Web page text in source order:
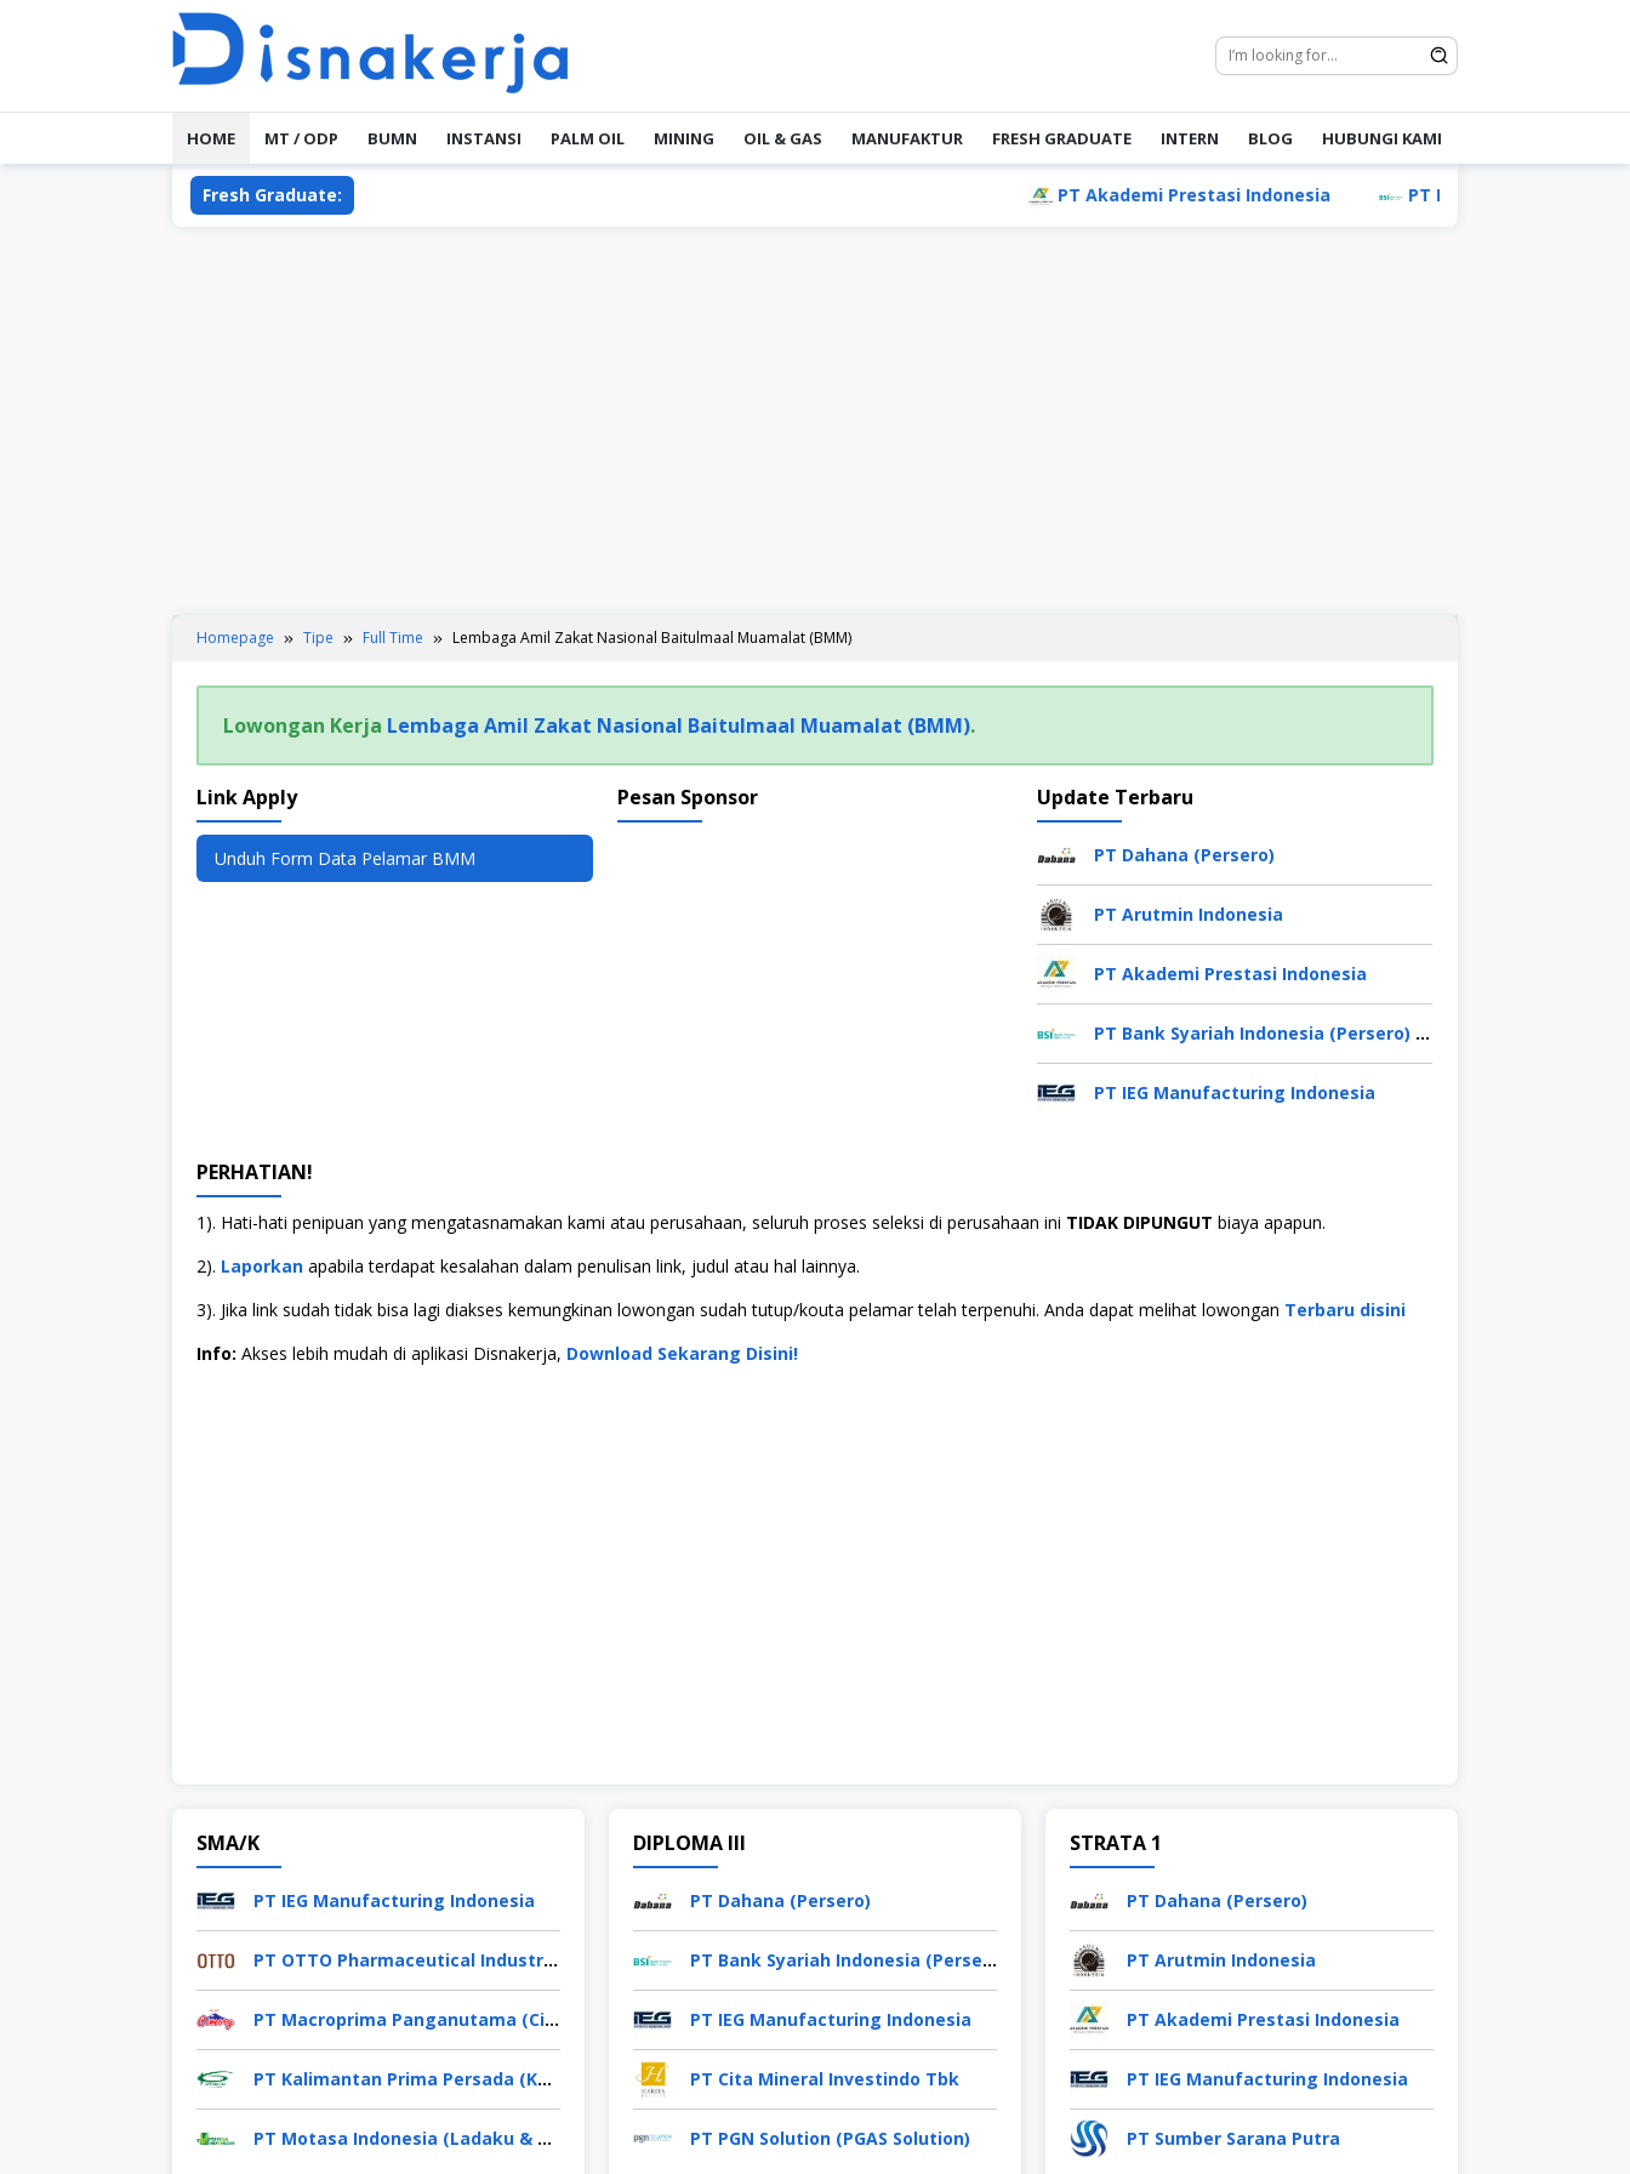
HOME MT / ODP BUMN INSTANSI PALM OIL MINING OIL & GAS MANUFAKTUR FRESH GRADUATE INTERN BLOG HUBUNGI KAMI
Fresh Graduate: PT Akademi Prestasi Indonesia PT Bank Syariah Indonesia
Homepage Tipe Full Time Lembaga Amil Zakat Nasional Baitulmaal Muamalat (BMM)
Lowongan Kerja Lembaga Amil Zakat Nasional Baitulmaal Muamalat (BMM).
Link Apply
Unduh Form Data Pelamar BMM
Pesan Sponsor Update Terbaru
PT Dahana (Persero)
PT Arutmin Indonesia
PT Akademi Prestasi Indonesia
PT Bank Syariah Indonesia (Persero) Tbk
PT IEG Manufacturing Indonesia
PERHATIAN!
1). Hati-hati penipuan yang mengatasnamakan kami atau perusahaan, seluruh proses seleksi di perusahaan ini TIDAK DIPUNGUT biaya apapun.
2). Laporkan apabila terdapat kesalahan dalam penulisan link, judul atau hal lainnya.
3). Jika link sudah tidak bisa lagi diakses kemungkinan lowongan sudah tutup/kouta pelamar telah terpenuhi. Anda dapat melihat lowongan Terbaru disini
Info: Akses lebih mudah di aplikasi Disnakerja, Download Sekarang Disini!
SMA/K
PT IEG Manufacturing Indonesia
PT OTTO Pharmaceutical Industries
PT Macroprima Panganutama (Cimory Group)
PT Kalimantan Prima Persada (KPP Mining)
PT Motasa Indonesia (Ladaku & Desaku)
DIPLOMA III
PT Dahana (Persero)
PT Bank Syariah Indonesia (Persero) Tbk
PT IEG Manufacturing Indonesia
PT Cita Mineral Investindo Tbk
PT PGN Solution (PGAS Solution)
STRATA 1
PT Dahana (Persero)
PT Arutmin Indonesia
PT Akademi Prestasi Indonesia
PT IEG Manufacturing Indonesia
PT Sumber Sarana Putra